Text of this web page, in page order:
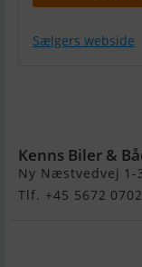
Sælgers webside
Kenns Biler &
Ny Næstvedvej 1-
Tlf. +45 5672